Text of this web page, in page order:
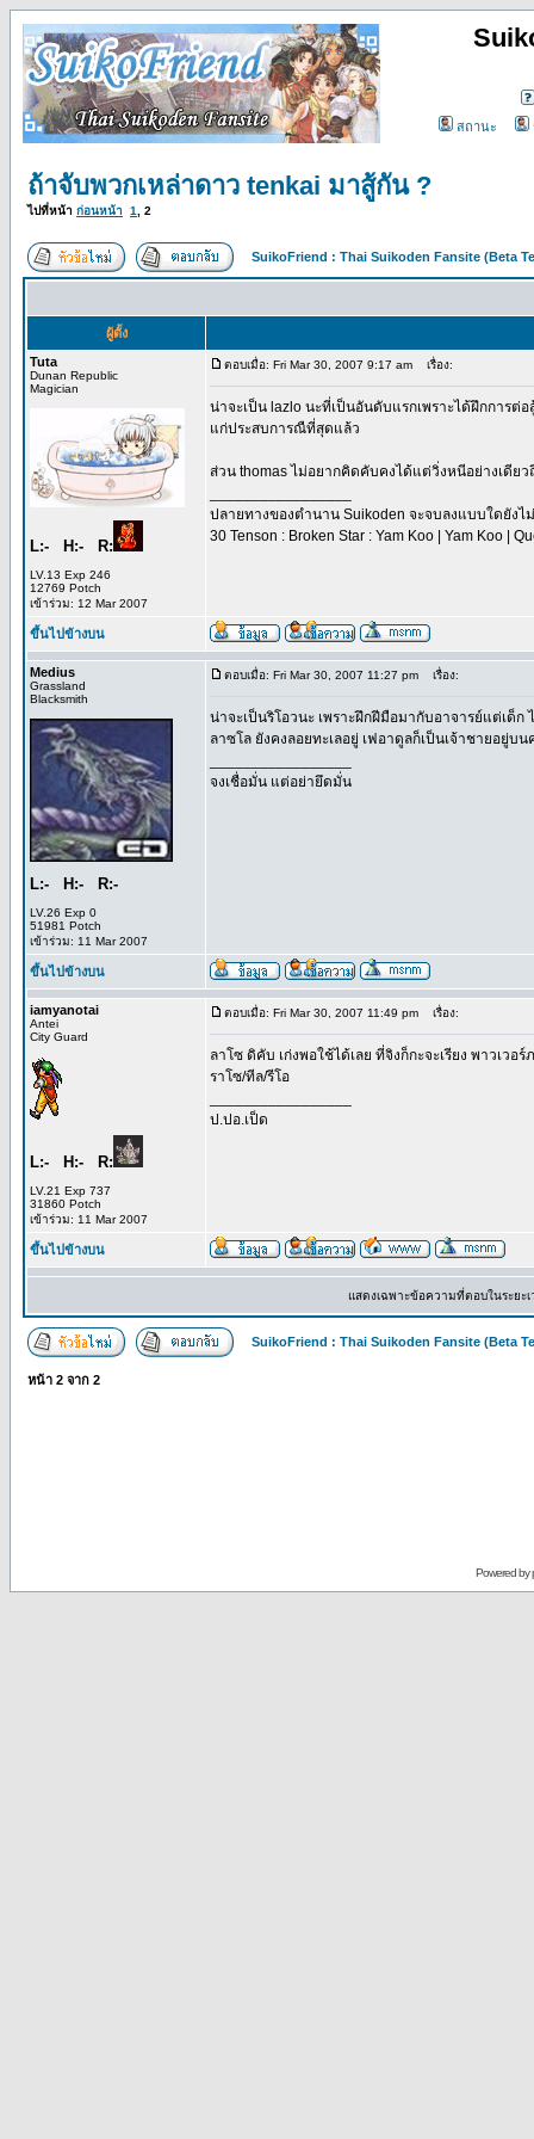
สถานะ
ถ้าจับพวกเหล่าดาว tenkai มาสู้กัน ?
ไปที่หน้า ก่อนหน้า 1 2
SuikoFriend : Thai Suikoden Fansite (Beta
ผู้ตั้ง
Tuta
Dunan Republic
Magician
L:- H:- R:
LV.13 Exp 246
12769 Potch
เข้าร่วม: 12 Mar 2007
ตอบเมื่อ: Fri Mar 30, 2007 9:17 am เรื่อง:
น่าจะเป็น lazlo นะที่เป็นอันดับแรกเพราะได้ฝึกการ
แก่ประสบการณืที่สุดแล้ว
ส่วน thomas ไม่อยากคิดคับคงได้แต่วิ่งหนีอย่างเดีย
ปลายทางของตำนาน Suikoden จะจบลงแบบใดยังไ
30 Tenson : Broken Star : Yam Koo | Yam Koo |
ขึ้นไปข้างบน
Medius
Grassland
Blacksmith
L:- H:- R:-
LV.26 Exp 0
51981 Potch
เข้าร่วม: 11 Mar 2007
ตอบเมื่อ: Fri Mar 30, 2007 11:27 pm เรื่อง:
น่าจะเป็นริโอวนะ เพราะฝึกฝีมือมากับอาจารย์แต่เด็
ลาซโล ยังคงลอยทะเลอยู่ เฟอาดูลก็เป็นเจ้าชายอยู่บ
จงเชื่อมั่น แต่อย่ายึดมั่น
ขึ้นไปข้างบน
iamyanotai
Antei
City Guard
L:- H:- R:
LV.21 Exp 737
31860 Potch
เข้าร่วม: 11 Mar 2007
ตอบเมื่อ: Fri Mar 30, 2007 11:49 pm เรื่อง:
ลาโซ ดิคับ เก่งพอใช้ได้เลย ที่จิงก็กะจะเรียง พาวเวอ
ราโซ/ทีล/รีโอ
ป.ปอ.เป็ด
ขึ้นไปข้างบน
แสดงเฉพาะข้อความที่ตอบในระยะ
SuikoFriend : Thai Suikoden Fansite (Beta
หน้า 2 จาก 2
Powered by